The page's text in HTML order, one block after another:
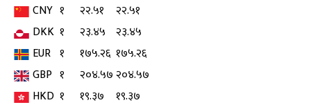
CNY १ २२.५१
२२.५१
DKK १ २३.४५
२३.४५
EUR १ १७५.२६ १७५.२६
GBP १ २०४.५७ २०४.५७
HKD १ १९.३७
१९.३७